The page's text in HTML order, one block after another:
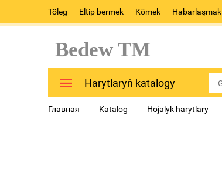
Töleg Eltip bermek Kömek Habarlaşmak
Bedew TM
Harytlaryň katalogy
Главная Katalog Hojalyk harytlary